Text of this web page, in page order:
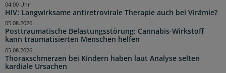
HIV: Langwirksame antiretrovirale Therapie auch bei Virämie?
04:00 Uhr
Posttraumatische Belastungsstörung: Cannabis-Wirkstoff
kann traumatisierten Menschen helfen
05.08.2026
Thoraxschmerzen bei Kindern haben laut Analyse selten
kardiale Ursachen
05.08.2026